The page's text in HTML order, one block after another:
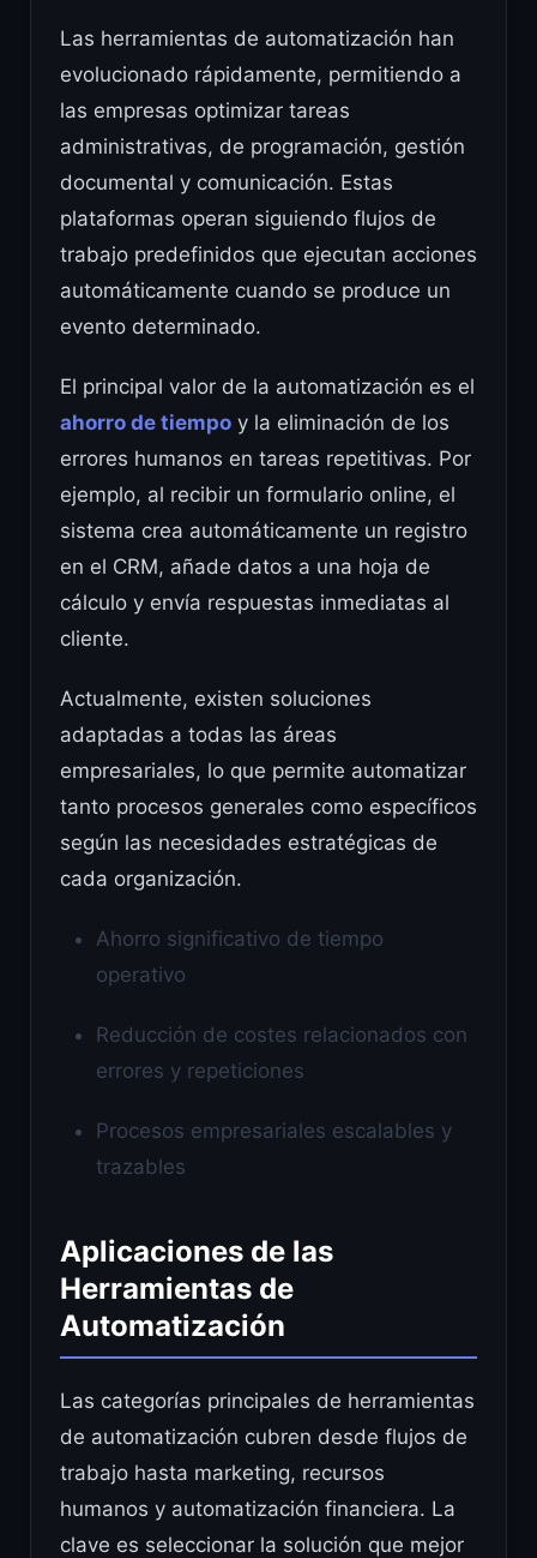
Las herramientas de automatización han
evolucionado rápidamente, permitiendo a
las empresas optimizar tareas
administrativas, de programación, gestión
documental y comunicación. Estas
plataformas operan siguiendo flujos de
trabajo predefinidos que ejecutan acciones
automáticamente cuando se produce un
evento determinado.
El principal valor de la automatización es el
ahorro de tiempo y la eliminación de los
errores humanos en tareas repetitivas. Por
ejemplo, al recibir un formulario online, el
sistema crea automáticamente un registro
en el CRM, añade datos a una hoja de
cálculo y envía respuestas inmediatas al
cliente.
Actualmente, existen soluciones
adaptadas a todas las áreas
empresariales, lo que permite automatizar
tanto procesos generales como específicos
según las necesidades estratégicas de
cada organización.
Ahorro significativo de tiempo
operativo
Reducción de costes relacionados con
errores y repeticiones
Procesos empresariales escalables y
trazables
Aplicaciones de las
Herramientas de
Automatización
Las categorías principales de herramientas
de automatización cubren desde flujos de
trabajo hasta marketing, recursos
humanos y automatización financiera. La
clave es seleccionar la solución que mejor